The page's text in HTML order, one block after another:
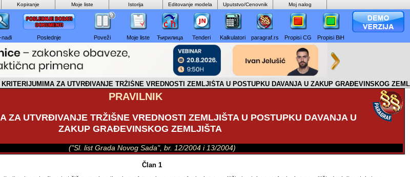
Kopiranje Moje liste Istorija Editovanje modela Uputstvo/Cenovnik Moj nalog
nađi Poslednje Poveži Moje liste Ћирилица Tenderi Kalkulatori paragraf.rs Propisi CG Propisi BiH
ZA UTVRĐIVANJE TRŽIŠNE VREDNOSTI ZEMLJIŠTA U POSTUPKU DAVANJA U ZAKUP GRAĐEVINSKOG
PRAVILNIK
ZA UTVRĐIVANJE TRŽIŠNE VREDNOSTI ZEMLJIŠTA U POSTUPKU DAVANJA U
ZAKUP GRAĐEVINSKOG ZEMLJIŠTA
("Sl. list Grada Novog Sada", br. 12/2004 i 13/2004)
Član 1